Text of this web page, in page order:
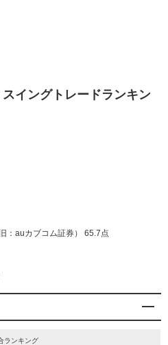
イングトレードランキン
：auカブコム証券） 65.7点
ランキング